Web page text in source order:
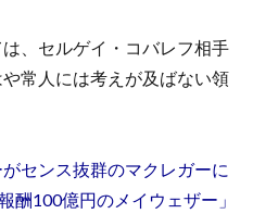
、セルゲイ・コバレフ相手
常人には考えが及ばない領
センス抜群のマクレガーに
酬100億円のメイウェザー」